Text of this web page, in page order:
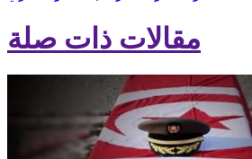
مقالات ذات صلة